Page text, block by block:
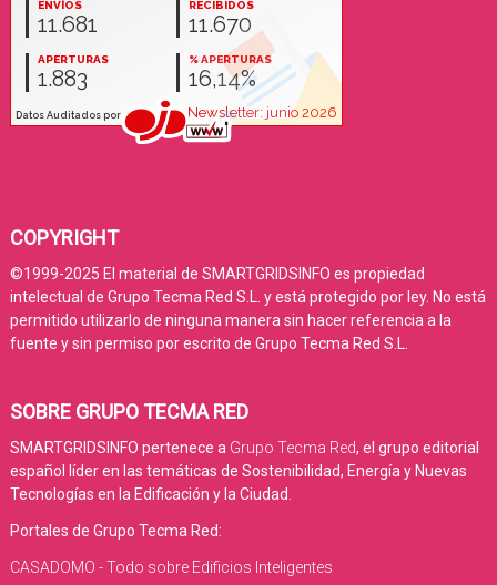
COPYRIGHT
©1999-2025 El material de SMARTGRIDSINFO es propiedad
intelectual de Grupo Tecma Red S.L. y está protegido por ley. No está
permitido utilizarlo de ninguna manera sin hacer referencia a la
fuente y sin permiso por escrito de Grupo Tecma Red S.L.
SOBRE GRUPO TECMA RED
SMARTGRIDSINFO pertenece a Grupo Tecma Red, el grupo editorial
español líder en las temáticas de Sostenibilidad, Energía y Nuevas
Tecnologías en la Edificación y la Ciudad.
Portales de Grupo Tecma Red:
CASADOMO - Todo sobre Edificios Inteligentes